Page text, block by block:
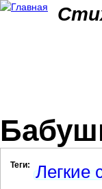
Теги: Легкие